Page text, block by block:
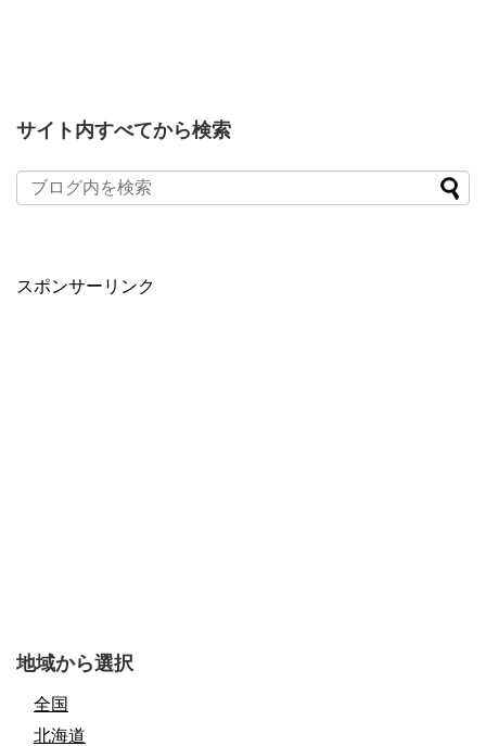
サイト内すべてから検索
スポンサーリンク
地域から選択
全国
北海道